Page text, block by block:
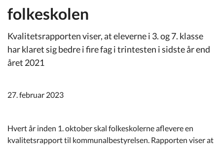
Politik
Turisme
Selvbetjening
Kommuneplan
folkeskolen
Kvalitetsrapporten viser, at eleverne i 3. og 7. klasse
har klaret sig bedre i fire fag i trintesten i sidste år end
året 2021
27. februar 2023
Hvert år inden 1. oktober skal folkeskolerne aflevere en
kvalitetsrapport til kommunalbestyrelsen. Rapporten viser at